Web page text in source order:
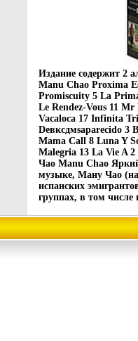
Издание содержит 2
Manu Chao Proxima
Promiscuity 5 La
Le Rendez-Vous 11
Vacaloca 17 Infinita
Deвксдмsaparecido 3
Mama Call 8 Luna Y
Malegria 13 La Vie A
Чао Manu Chao
музыке, Ману Чао
испанских
группах, в том числе